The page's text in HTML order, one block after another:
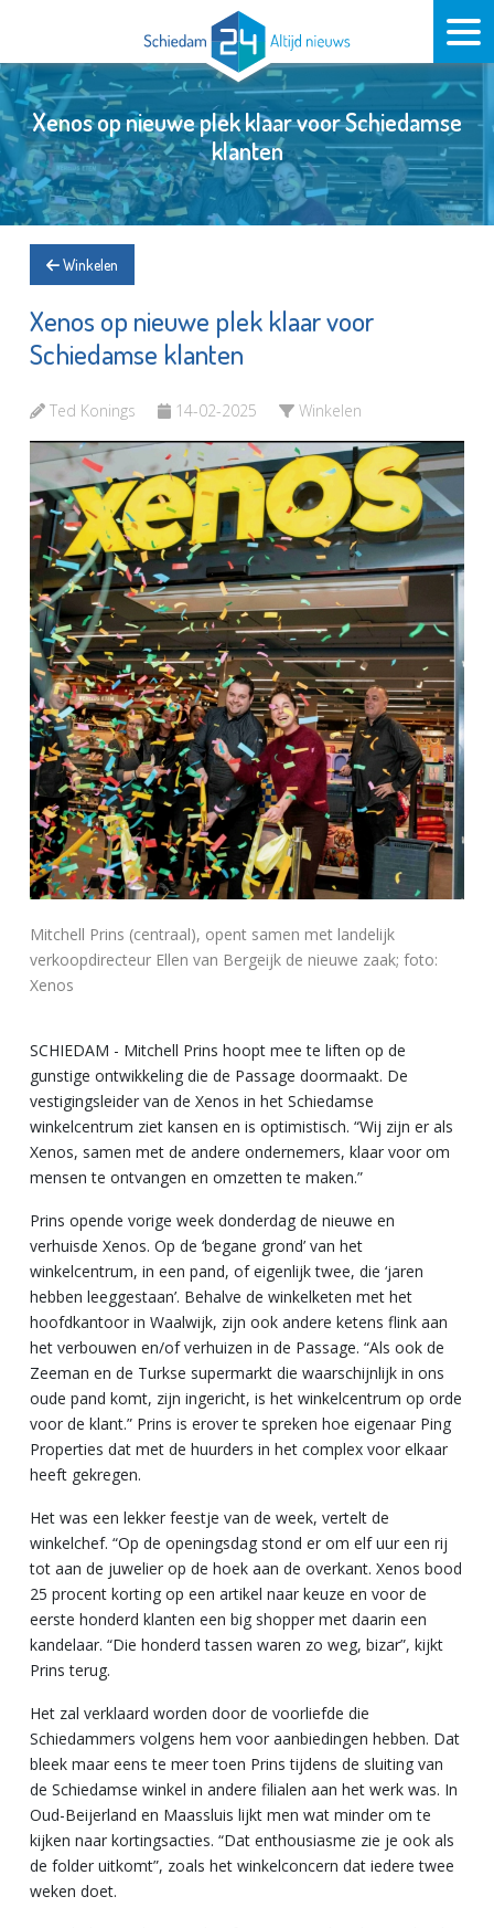
Xenos op nieuwe plek klaar voor Schiedamse
klanten
Winkelen
Xenos op nieuwe plek klaar voor
Schiedamse klanten
Ted Konings 14-02-2025 Winkelen
Mitchell Prins (centraal), opent samen met landelijk
verkoopdirecteur Ellen van Bergeijk de nieuwe zaak; foto:
Xenos
SCHIEDAM - Mitchell Prins hoopt mee te liften op de
gunstige ontwikkeling die de Passage doormaakt. De
vestigingsleider van de Xenos in het Schiedamse
winkelcentrum ziet kansen en is optimistisch. “Wij zijn er als
Xenos, samen met de andere ondernemers, klaar voor om
mensen te ontvangen en omzetten te maken.”
Prins opende vorige week donderdag de nieuwe en
verhuisde Xenos. Op de ‘begane grond’ van het
winkelcentrum, in een pand, of eigenlijk twee, die ‘jaren
hebben leeggestaan’. Behalve de winkelketen met het
hoofdkantoor in Waalwijk, zijn ook andere ketens flink aan
het verbouwen en/of verhuizen in de Passage. “Als ook de
Zeeman en de Turkse supermarkt die waarschijnlijk in ons
oude pand komt, zijn ingericht, is het winkelcentrum op orde
voor de klant.” Prins is erover te spreken hoe eigenaar Ping
Properties dat met de huurders in het complex voor elkaar
heeft gekregen.
Het was een lekker feestje van de week, vertelt de
winkelchef. “Op de openingsdag stond er om elf uur een rij
tot aan de juwelier op de hoek aan de overkant. Xenos bood
25 procent korting op een artikel naar keuze en voor de
eerste honderd klanten een big shopper met daarin een
kandelaar. “Die honderd tassen waren zo weg, bizar”, kijkt
Prins terug.
Het zal verklaard worden door de voorliefde die
Schiedammers volgens hem voor aanbiedingen hebben. Dat
bleek maar eens te meer toen Prins tijdens de sluiting van
de Schiedamse winkel in andere filialen aan het werk was. In
Oud-Beijerland en Maassluis lijkt men wat minder om te
kijken naar kortingsacties. “Dat enthousiasme zie je ook als
de folder uitkomt”, zoals het winkelconcern dat iedere twee
weken doet.